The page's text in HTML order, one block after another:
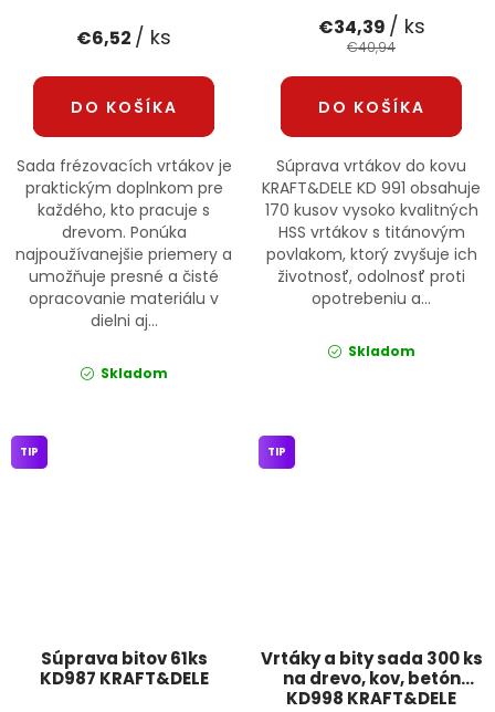
€6,52 / ks
DO KOŠÍKA
Sada frézovacích vrtákov je
praktickým doplnkom pre
každého, kto pracuje s
drevom. Ponúka
najpoužívanejšie priemery a
umožňuje presné a čisté
opracovanie materiálu v
dielni aj...
Skladom
€34,39 / ks
€40,94
DO KOŠÍKA
Súprava vrtákov do kovu
KRAFT&DELE KD 991 obsahuje
170 kusov vysoko kvalitných
HSS vrtákov s titánovým
povlakom, ktorý zvyšuje ich
životnosť, odolnosť proti
opotrebeniu a...
Skladom
Súprava bitov 61ks
KD987 KRAFT&DELE
TIP
Vrtáky a bity sada 300 ks
na drevo, kov, betón
KD998 KRAFT&DELE
TIP